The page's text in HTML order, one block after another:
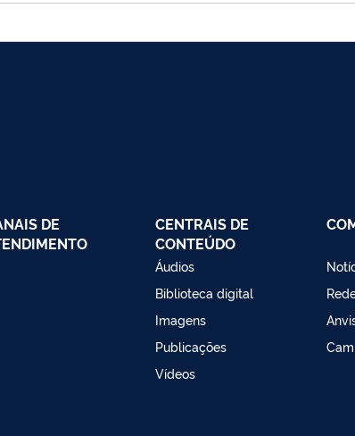
DE
CENTRAIS DE
CONTEÚDO
Áudios
Biblioteca digital
Imagens
Publicações
Vídeos